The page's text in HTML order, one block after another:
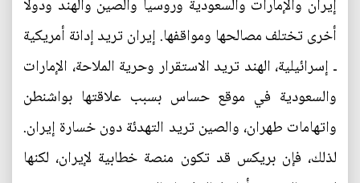
إيران والإمارات والسعودية وروسيا والصين والهند ودولا
أخرى تختلف مصالحها ومواقفها. إيران تريد إدانة أمريكية
ـ إسرائيلية، الهند تريد الاستقرار وحرية الملاحة، الإمارات
والسعودية في موقع حساس بسبب علاقتها بواشنطن
واتهامات طهران، والصين تريد التهدئة دون خسارة إيران.
لذلك، فإن بريكس قد تكون منصة خطابية لإيران، لكنها